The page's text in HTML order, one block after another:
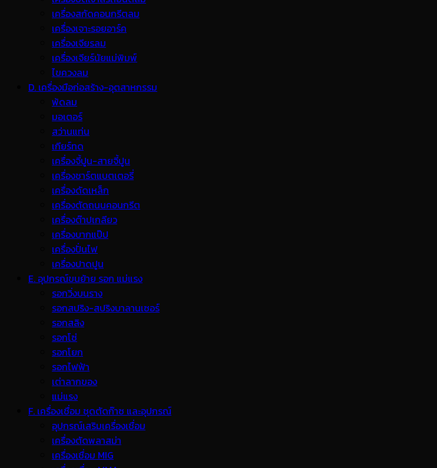
เครื่องสกัดคอนกรีตลม
เครื่องเจาะรอยอาร์ค
เครื่องเจียรลม
เครื่องเจียร์นัยแม่พิมพ์
ไขควงลม
D. เครื่องมือก่อสร้าง-อุตสาหกรรม
พ้ดลม
มอเตอร์
สว่านแท่น
เกียร์ทด
เครื่องจี้ปูน-สายจี้ปูน
เครื่องชาร์ตแบตเตอรี่
เครื่องดัดเหล็ก
เครื่องตัดถนนคอนกรีต
เครื่องต๊าปเกลียว
เครื่องบากแป๊ป
เครื่องปั่นไฟ
เครื่องปาดปูน
E. อุปกรณ์ขนย้าย รอก แม่แรง
รอกวิ่งบนราง
รอกสปริง-สปริงบาลานเซอร์
รอกสลิง
รอกโซ่
รอกโยก
รอกไฟฟ้า
เต่าลากของ
แม่แรง
F. เครื่องเชื่อม ชุดตัดก๊าซ และอุปกรณ์
อุปกรณ์เสริมเครื่องเชื่อม
เครื่องตัดพลาสม่า
เครื่องเชื่อม MIG